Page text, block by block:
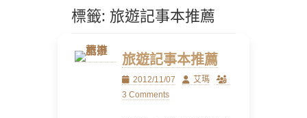
標籤: 旅遊記事本推薦
旅遊記事本推薦
Posted
on
2012/11/07 Author
艾瑪
3 Comments